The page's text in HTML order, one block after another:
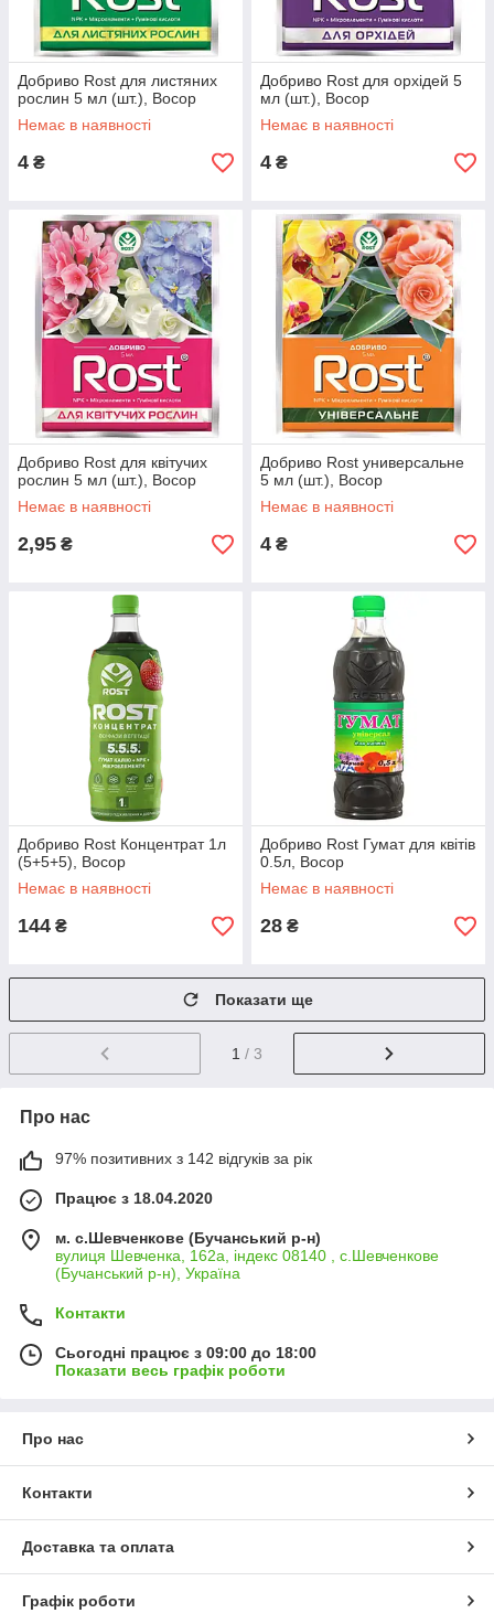
Добриво Rost для листяних
рослин 5 мл (шт.), Восор
Немає в наявності
4 ₴
Добриво Rost для орхідей 5
мл (шт.), Восор
Немає в наявності
4 ₴
Добриво Rost для квітучих
рослин 5 мл (шт.), Восор
Немає в наявності
2,95 ₴
Добриво Rost универсальне
5 мл (шт.), Восор
Немає в наявності
4 ₴
Добриво Rost Концентрат 1л
(5+5+5), Восор
Немає в наявності
144 ₴
Добриво Rost Гумат для квітів
0.5л, Восор
Немає в наявності
28 ₴
Показати ще
1 / 3
Про нас
97% позитивних з 142 відгуків за рік
Працює з 18.04.2020
м. с.Шевченкове (Бучанський р-н)
вулиця Шевченка, 162а, індекс 08140 , с.Шевченкове
(Бучанський р-н), Україна
Контакти
Сьогодні працює з 09:00 до 18:00
Показати весь графік роботи
Про нас
Контакти
Доставка та оплата
Графік роботи